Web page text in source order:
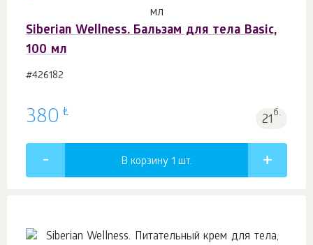
Siberian Wellness. Бальзам для тела Basic,
100 мл
#426182
380 ₺ 21б.
В корзину 1 шт.